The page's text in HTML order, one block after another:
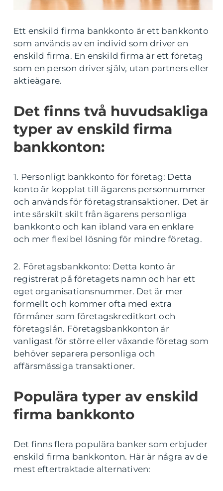
Ett enskild firma bankkonto är ett bankkonto
som används av en individ som driver en
enskild firma. En enskild firma är ett företag
som en person driver själv, utan partners eller
aktieägare.
Det finns två huvudsakliga
typer av enskild firma
bankkonton:
1. Personligt bankkonto för företag: Detta
konto är kopplat till ägarens personnummer
och används för företagstransaktioner. Det är
inte särskilt skilt från ägarens personliga
bankkonto och kan ibland vara en enklare
och mer flexibel lösning för mindre företag.
2. Företagsbankkonto: Detta konto är
registrerat på företagets namn och har ett
eget organisationsnummer. Det är mer
formellt och kommer ofta med extra
förmåner som företagskreditkort och
företagslån. Företagsbankkonton är
vanligast för större eller växande företag som
behöver separera personliga och
affärsmässiga transaktioner.
Populära typer av enskild
firma bankkonto
Det finns flera populära banker som erbjuder
enskild firma bankkonton. Här är några av de
mest eftertraktade alternativen: